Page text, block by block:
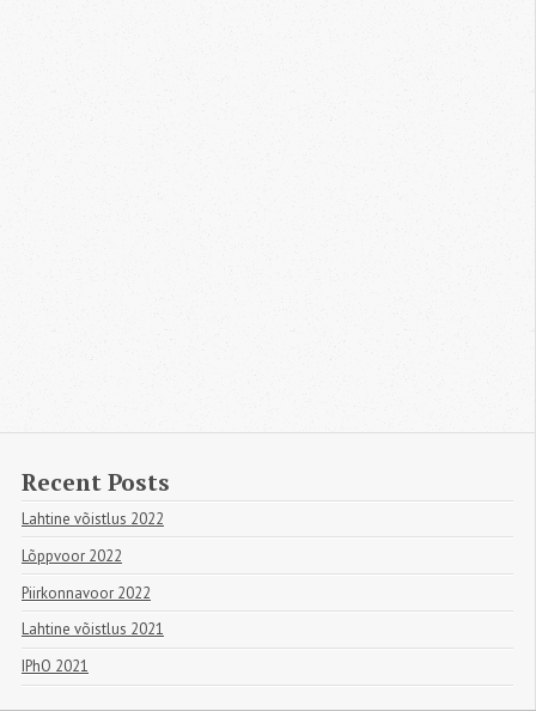
Recent Posts
Lahtine võistlus 2022
Lõppvoor 2022
Piirkonnavoor 2022
Lahtine võistlus 2021
IPhO 2021